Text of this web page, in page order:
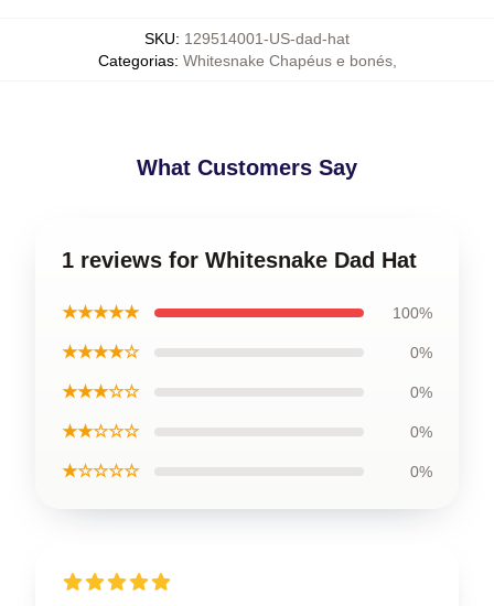
SKU: 129514001-US-dad-hat
Categorias: Whitesnake Chapéus e bonés,
What Customers Say
1 reviews for Whitesnake Dad Hat
★★★★★ 100%
★★★★☆ 0%
★★★☆☆ 0%
★★☆☆☆ 0%
★☆☆☆☆ 0%